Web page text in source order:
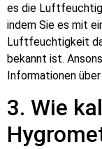
es die
indem Sie es mit
Luftfeuchtigkeit
bekannt ist.
Informationen
3. Wie